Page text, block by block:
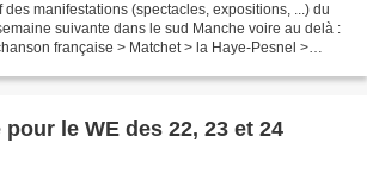
manifestations (spectacles, expositions, ...) du
suivante dans le sud Manche voire au delà :
française > Matchet > la Haye-Pesnel >
le WE des 22, 23 et 24